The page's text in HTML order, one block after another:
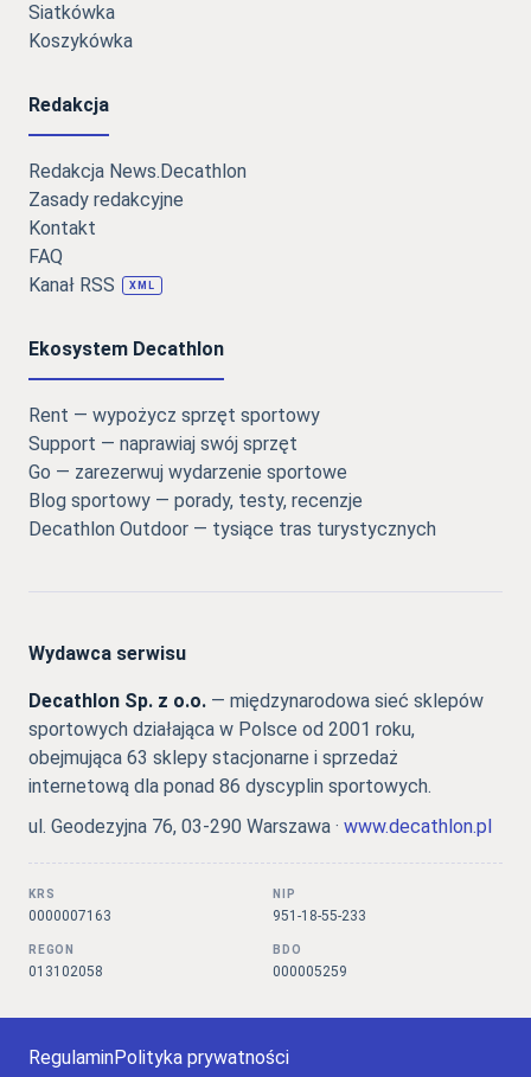
Siatkówka
Koszykówka
Redakcja
Redakcja News.Decathlon
Zasady redakcyjne
Kontakt
FAQ
Kanał RSS
XML
Ekosystem Decathlon
Rent — wypożycz sprzęt sportowy
Support — naprawiaj swój sprzęt
Go — zarezerwuj wydarzenie sportowe
Blog sportowy — porady, testy, recenzje
Decathlon Outdoor — tysiące tras turystycznych
Wydawca serwisu
Decathlon Sp. z o.o. — międzynarodowa sieć sklepów
sportowych działająca w Polsce od 2001 roku,
obejmująca 63 sklepy stacjonarne i sprzedaż
internetową dla ponad 86 dyscyplin sportowych.
ul. Geodezyjna 76, 03-290 Warszawa · www.decathlon.pl
KRS
0000007163
NIP
951-18-55-233
REGON
013102058
BDO
000005259
RegulaminPolityka prywatności